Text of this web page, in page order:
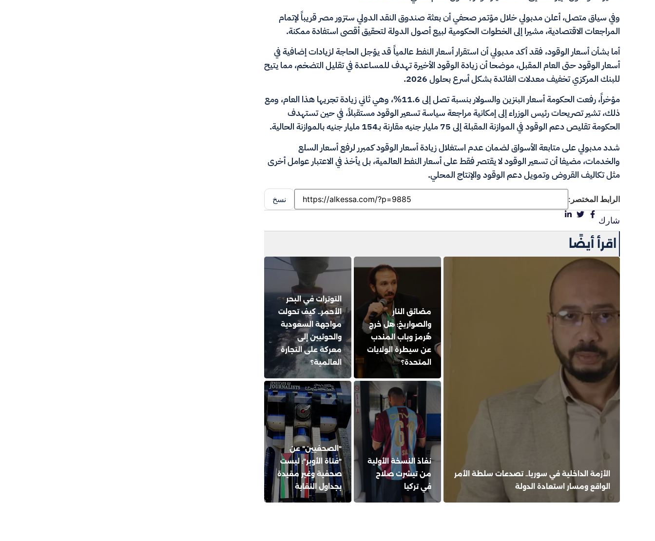
وفي سياق متصل، أعلن مدبولي خلال مؤتمر صحفي أن بعثة صندوق النقد الدولي ستزور مصر قريباً لإتمام
المراجعات الاقتصادية، مشيرا إلى الخطوات الحكومية لبيع أصول الدولة لتحقيق أقصى استفادة ممكنة.
أما بشأن أسعار الوقود، فقد أكد مدبولي أن استقرار أسعار النفط عالمياً قد يؤجل الحاجة لزيادات إضافية في
أسعار الوقود حتى العام المقبل، موضحا أن زيادة الوقود الأخيرة تهدف للمساعدة في تقليل التضخم، مما يتيح
للبنك المركزي تخفيف معدلات الفائدة بشكل أسرع بحلول 2026.
مؤخراً، رفعت الحكومة أسعار البنزين والسولار بنسبة تصل إلى 11.6%، وهي ثاني زيادة تجريها هذا العام، ومع
ذلك، تشير تصريحات رئيس الوزراء إلى إمكانية مراجعة سياسة تسعير الوقود مستقبلاً، في حين تستهدف
الحكومة تقليص دعم الوقود في الموازنة المقبلة إلى 75 مليار جنيه مقارنة بـ154 مليار جنيه بالموازنة الحالية.
شدد مدبولي على متابعة الأسواق لضمان عدم استغلال زيادة أسعار الوقود كمبرر لرفع أسعار السلع
والخدمات، مضيفا أن تسعير الوقود لا يقتصر فقط على أسعار النفط العالمية، بل يأخذ في الاعتبار عوامل أخرى
مثل تكاليف القروض وتمويل دعم الوقود والإنتاج المحلي.
الرابط المختصر: نسخ
شارك
اقرأ أيضًا
الأزمة الداخلية في سوريا.. تصدعات سلطة الأمر
الواقع ومسار استعادة الدولة
مضائق النار
والصواريخ: هل خرج
هُرمز وباب المندب
عن سيطرة الولايات
المتحدة؟
التوترات في البحر
الأحمر.. كيف تحولت
مواجهة السعودية
والحوثيين إلى
معركة على التجارة
العالمية؟
نفاذ النسخة الأولية
من تيشرت صلاح
في تركيا
"الصحفيين" عن
"فتاة الأوبر": ليست
صحفية وغير مقيدة
بجداول النقابة